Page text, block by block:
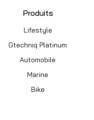
Produits
Lifestyle
Gtechniq Platinum
Automobile
Marine
Bike